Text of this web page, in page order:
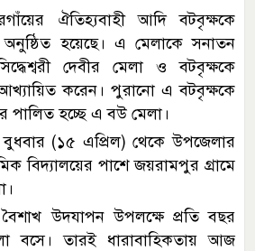
ঐতিহ্যবাহী আদি বটবৃক্ষকে
অনুষ্ঠিত হয়েছে। এ মেলাকে সনাতন
দেবীর মেলা ও বটবৃক্ষকে
আখ্যায়িত করেন। পুরানো এ বটবৃক্ষকে
পালিত হচ্ছে এ বউ মেলা।
বুধবার (১৫ এপ্রিল) থেকে উপজেলার
বিদ্যালয়ের পাশে জয়রামপুর গ্রামে
উদযাপন উপলক্ষে প্রতি বছর
বসে। তারই ধারাবাহিকতায় আজ